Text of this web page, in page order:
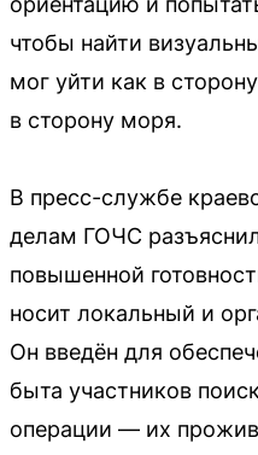
чтобы найти
мог уйти как в
в сторону моря.
В пресс-службе
делам ГОЧС
повышенной
носит локальный и
Он введён для
быта участников
операции — их